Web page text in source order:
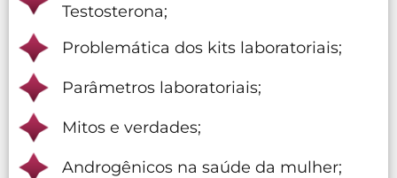
Testosterona;
Problemática dos kits laboratoriais;
Parâmetros laboratoriais;
Mitos e verdades;
Androgênicos na saúde da mulher;